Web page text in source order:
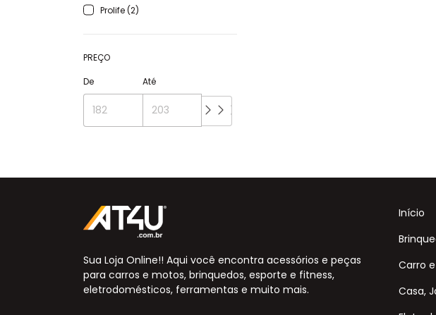
Prolife (2)
PREÇO
De
Até
Sua Loja Online!! Aqui você encontra acessórios e peças
para carros e motos, brinquedos, esporte e fitness,
eletrodomésticos, ferramentas e muito mais.
Início
Carro
Casa,